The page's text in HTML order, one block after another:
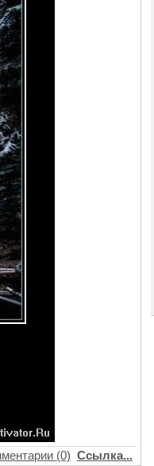
(0) Ссылка...